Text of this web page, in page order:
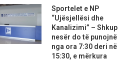
Sportelet e NP
“Ujësjellësi dhe
Kanalizimi” – Shkup
nesër do të punojnë
nga ora 7:30 deri në
15:30, e mërkura